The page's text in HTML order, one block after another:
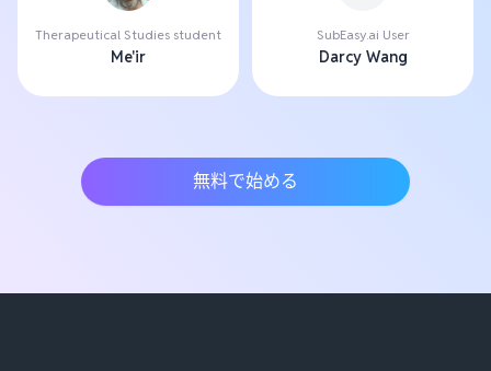
Therapeutical Studies student
Me'ir
SubEasy.ai User
Darcy Wang
無料で始める